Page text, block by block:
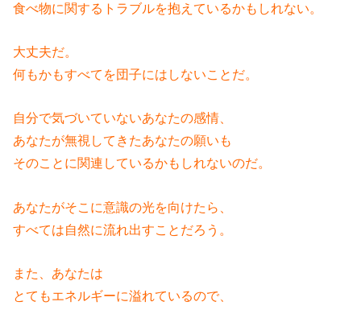
食べ物に関するトラブルを抱えているかもしれない。
大丈夫だ。
何もかもすべてを団子にはしないことだ。
自分で気づいていないあなたの感情、
あなたが無視してきたあなたの願いも
そのことに関連しているかもしれないのだ。
あなたがそこに意識の光を向けたら、
すべては自然に流れ出すことだろう。
また、あなたは
とてもエネルギーに溢れているので、